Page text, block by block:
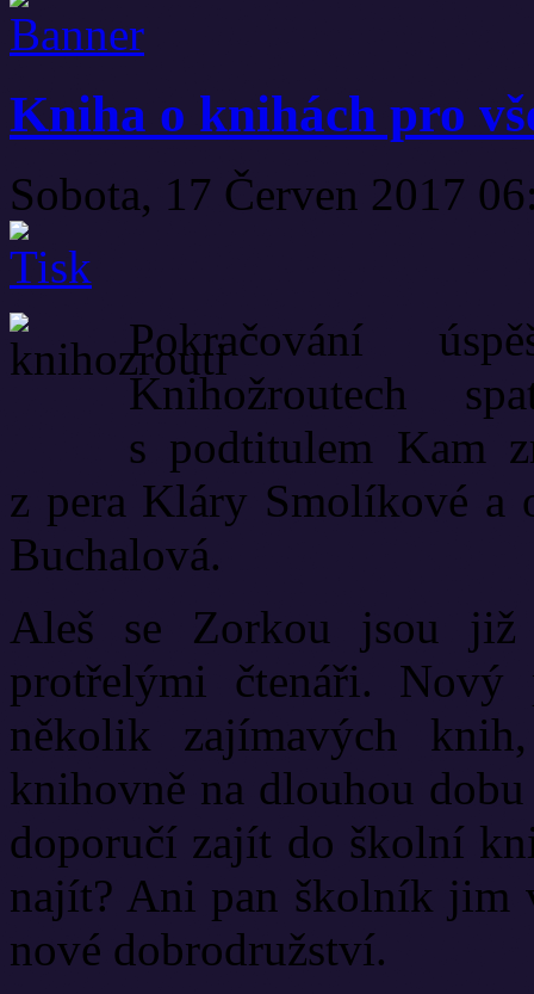
Kniha o knihách pro
Sobota, 17 Červen 2017
Pokračování
Knihožroutech
s podtitulem Kam
z pera Kláry Smolíkové a
Buchalová.
Aleš se Zorkou jsou
protřelými čtenáři.
několik zajímavých
knihovně na dlouhou
doporučí zajít do školní
najít? Ani pan školník jim
nové dobrodružství.